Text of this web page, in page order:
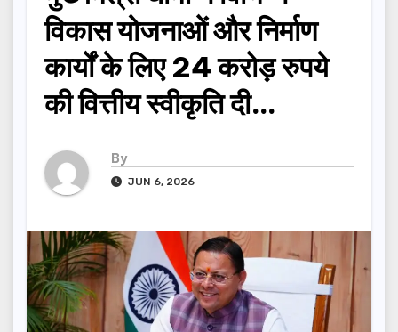
विकास योजनाओं और निर्माण
कार्यों के लिए 24 करोड़ रुपये
की वित्तीय स्वीकृति दी…
By
JUN 6, 2026